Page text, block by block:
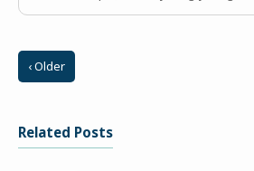
‹ Older
Related Posts